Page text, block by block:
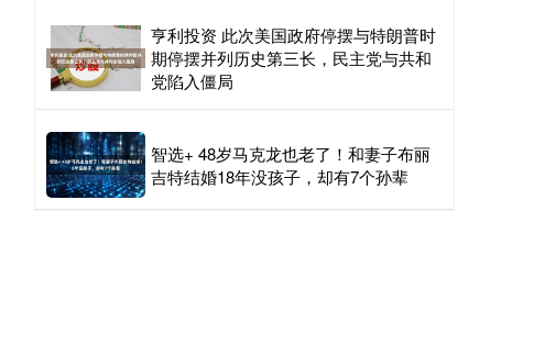
亨利投资 此次美国政府停摆与特朗普时
期停摆并列历史第三长，民主党与共和
党陷入僵局
智选+ 48岁马克龙也老了！和妻子布丽
吉特结婚18年没孩子，却有7个孙辈